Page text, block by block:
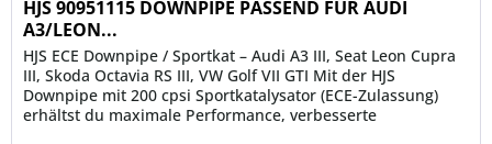
HJS 90951115 DOWNPIPE PASSEND FÜR AUDI
A3/LEON...
HJS ECE Downpipe / Sportkat – Audi A3 III, Seat Leon Cupra
III, Skoda Octavia RS III, VW Golf VII GTI Mit der HJS
Downpipe mit 200 cpsi Sportkatalysator (ECE-Zulassung)
erhältst du maximale Performance, verbesserte